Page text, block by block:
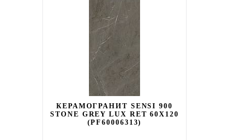
КЕРАМОГРАНИТ SENSI 900
STONE GREY LUX RET 60X120
(PF60006313)